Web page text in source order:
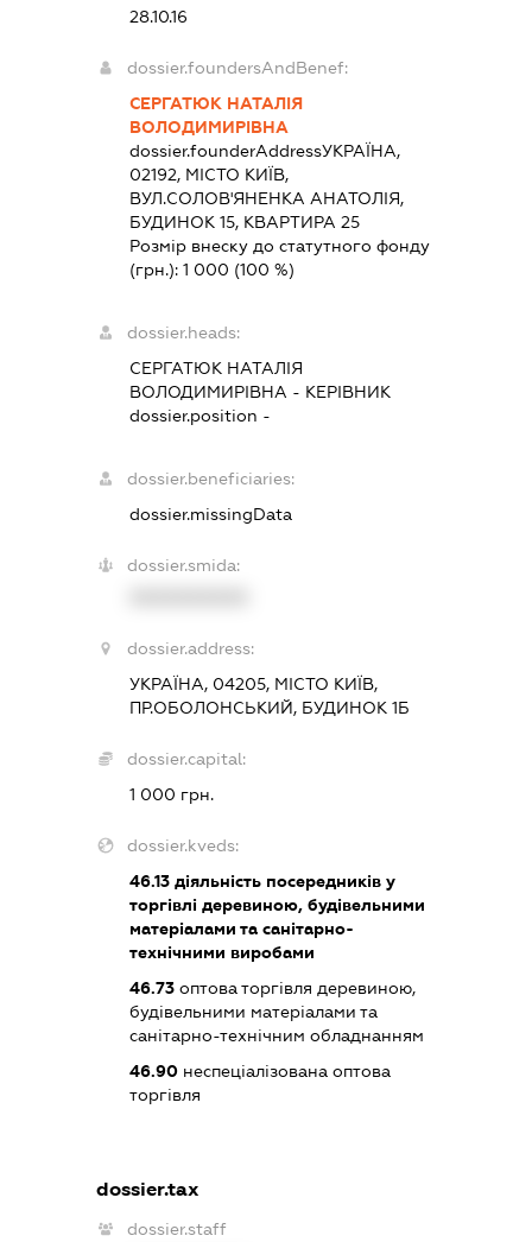
28.10.16
dossier.foundersAndBenef:
СЕРГАТЮК НАТАЛІЯ
ВОЛОДИМИРІВНА
dossier.founderAddressУКРАЇНА,
02192, МІСТО КИЇВ,
ВУЛ.СОЛОВ'ЯНЕНКА АНАТОЛІЯ,
БУДИНОК 15, КВАРТИРА 25
Розмір внеску до статутного фонду
(грн.): 1 000 (100 %)
dossier.heads:
СЕРГАТЮК НАТАЛІЯ
ВОЛОДИМИРІВНА - КЕРІВНИК
dossier.position -
dossier.beneficiaries:
dossier.missingData
dossier.smida:
dossier.address:
УКРАЇНА, 04205, МІСТО КИЇВ,
ПР.ОБОЛОНСЬКИЙ, БУДИНОК 1Б
dossier.capital:
1 000 грн.
dossier.kveds:
46.13діяльність посередників у
торгівлі деревиною, будівельними
матеріалами та санітарно-
технічними виробами
46.73оптова торгівля деревиною,
будівельними матеріалами та
санітарно-технічним обладнанням
46.90неспеціалізована оптова
торгівля
dossier.tax
dossier.staff